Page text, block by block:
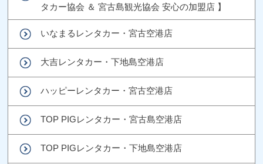
タカー協会 ＆ 宮古島観光協会 安心の加盟店 】
いなまるレンタカー・宮古空港店
大吉レンタカー・下地島空港店
ハッピーレンタカー・宮古空港店
TOP PIGレンタカー・宮古島空港店
TOP PIGレンタカー・下地島空港店